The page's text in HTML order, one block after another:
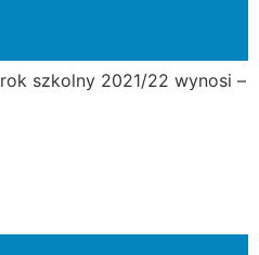
szkolny 2021/22 wynosi –